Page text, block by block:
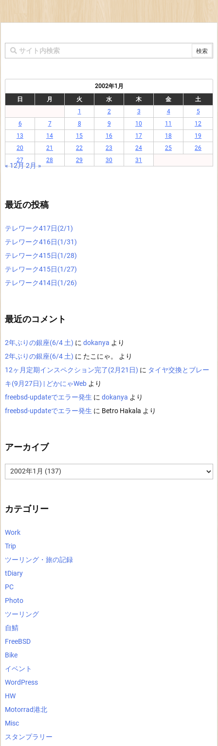
2002年1月
日
月 火 水 木 金
土
1
2 3 4
5
6
7 8 9 10 11
12
13
14 15 16 17 18
19
20
21 22 23 24 25
26
27
28 29 30 31
« 12月2月 »
最近の投稿
テレワーク417日(2/1)
テレワーク416日(1/31)
テレワーク415日(1/28)
テレワーク415日(1/27)
テレワーク414日(1/26)
最近のコメント
2年ぶりの銀座(6/4 土) に dokanya より
2年ぶりの銀座(6/4 土) に たこにゃ。
より
12ヶ月定期インスペクション完了(2月21日) に タイヤ交換とブレー
キ(9月27日) | どかにゃWeb より
freebsd-updateでエラー発生 に dokanya より
freebsd-updateでエラー発生 に Betro Hakala より
アーカイブ
ア
ー
カテゴリー
Work
Trip
ツーリング・旅の記録
tDiary
PC
Photo
ツーリング
自鯖
FreeBSD
Bike
イベント
WordPress
HW
Motorrad港北
Misc
スタンプラリー